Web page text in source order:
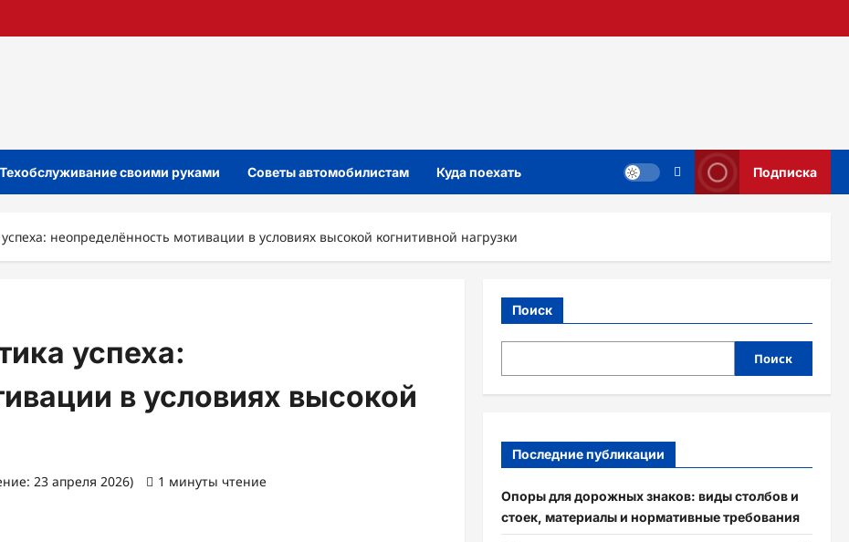
Техобслуживание своими руками Советы автомобилистам Куда поехать Подписка
неопределённость мотивации в условиях высокой когнитивной нагрузки
успеха:
в условиях высокой
23 апреля 2026) 1 минуты чтение
Поиск
Поиск
Последние публикации
Опоры для дорожных знаков: виды столбов и
стоек, материалы и нормативные требования